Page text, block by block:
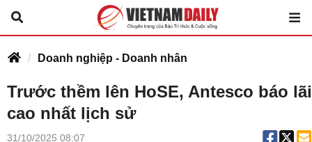
Doanh nghiệp - Doanh nhân
Trước thềm lên HoSE, Antesco báo lãi
cao nhất lịch sử
31/10/2025 08:07